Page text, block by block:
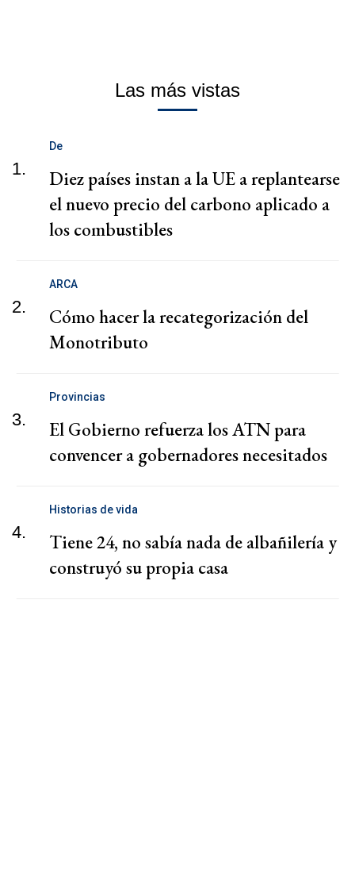
Las más vistas
1.
De
Diez países instan a la UE a replantearse
el nuevo precio del carbono aplicado a
los combustibles
2.
ARCA
Cómo hacer la recategorización del
Monotributo
3.
Provincias
El Gobierno refuerza los ATN para
convencer a gobernadores necesitados
4.
Historias de vida
Tiene 24, no sabía nada de albañilería y
construyó su propia casa